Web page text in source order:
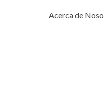
Acerca de